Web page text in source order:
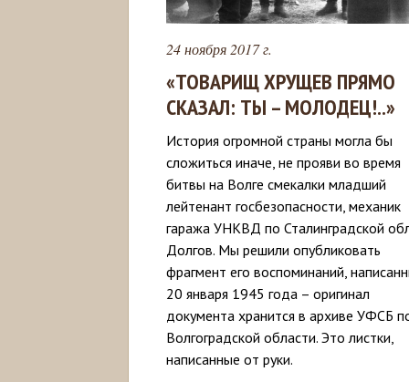
24 ноября 2017 г.
«ТОВАРИЩ ХРУЩЕВ ПРЯМО
СКАЗАЛ: ТЫ – МОЛОДЕЦ!..»
История огромной страны могла бы
сложиться иначе, не прояви во время
битвы на Волге смекалки младший
лейтенант госбезопасности, механик
гаража УНКВД по Сталинградской
Долгов. Мы решили опубликовать
фрагмент его воспоминаний,
20 января 1945 года – оригинал
документа хранится в архиве УФСБ
Волгоградской области. Это листки,
написанные от руки.